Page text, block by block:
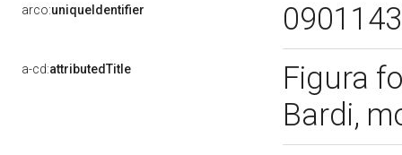
arco:uniqueIdentifier
a-cd:attributedTitle
Figura
Bardi,